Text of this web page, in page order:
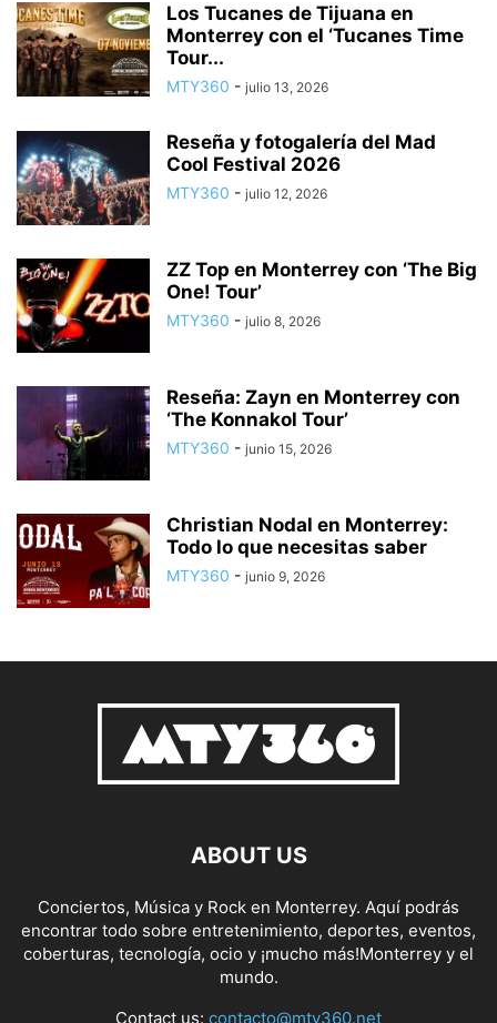
Los Tucanes de Tijuana en
Monterrey con el ‘Tucanes Time
Tour...
MTY360 - julio 13, 2026
Reseña y fotogalería del Mad
Cool Festival 2026
MTY360 - julio 12, 2026
ZZ Top en Monterrey con ‘The Big
One! Tour’
MTY360 - julio 8, 2026
Reseña: Zayn en Monterrey con
‘The Konnakol Tour’
MTY360 - junio 15, 2026
Christian Nodal en Monterrey:
Todo lo que necesitas saber
MTY360 - junio 9, 2026
ABOUT US
Conciertos, Música y Rock en Monterrey. Aquí podrás
encontrar todo sobre entretenimiento, deportes, eventos,
coberturas, tecnología, ocio y ¡mucho más!Monterrey y el
mundo.
Contact us: contacto@mty360.net